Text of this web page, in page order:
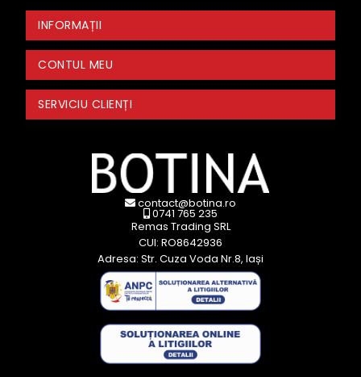
INFORMAȚII
CONTUL MEU
SERVICIU CLIENȚI
contact@botina.ro
0741 765 235
Remas Trading SRL
CUI: RO8642936
Adresa: Str. Cuza Voda Nr.8, Iași